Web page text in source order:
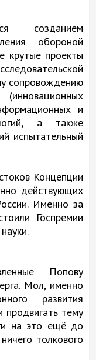
созданием
обороной
крутые проекты
сопровождению
и
а также
испытательный
Концепции
действующих
Именно за
Госпремии
Попову
Мол, именно
развития
тему
на это ещё до
толкового